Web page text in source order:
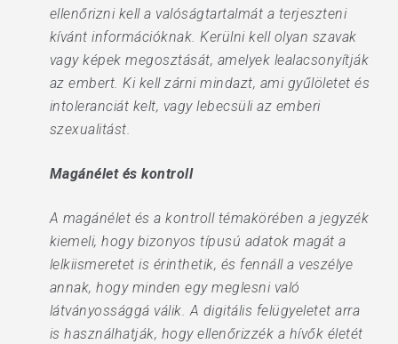
ellenőrizni kell a valóságtartalmát a terjeszteni
kívánt információknak. Kerülni kell olyan szavak
vagy képek megosztását, amelyek lealacsonyítják
az embert. Ki kell zárni mindazt, ami gyűlöletet és
intoleranciát kelt, vagy lebecsüli az emberi
szexualitást.
Magánélet és kontroll
A magánélet és a kontroll témakörében a jegyzék
kiemeli, hogy bizonyos típusú adatok magát a
lelkiismeretet is érinthetik, és fennáll a veszélye
annak, hogy minden egy meglesni való
látványossággá válik. A digitális felügyeletet arra
is használhatják, hogy ellenőrizzék a hívők életét